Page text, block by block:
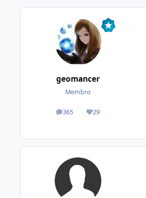
geomancer
Membro
365
posts 29
Reputação